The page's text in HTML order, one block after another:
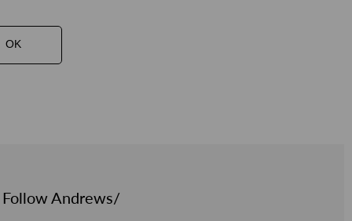
OK
Follow Andrews/